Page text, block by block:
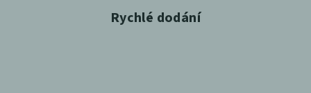
Rychlé dodání